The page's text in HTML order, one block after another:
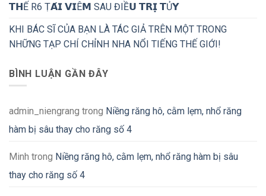
𝗧𝗛Ế R6 Ṭ𝗔́𝗜 𝗩𝗜Ê𝗠 SAU ĐIỀ𝗨 𝗧𝗥𝗜̣ 𝗧Ủ𝗬
KHI BÁC SĨ CỦA BẠN LÀ TÁC GIẢ TRÊN MỘT TRONG
NHỮNG TẠP CHÍ CHỈNH NHA NỔI TIẾNG THẾ GIỚI!
BÌNH LUẬN GẦN ĐÂY
admin_niengrang trong Niềng răng hô, cằm lẹm, nhổ răng
hàm bị sâu thay cho răng số 4
Minh trong Niềng răng hô, cằm lẹm, nhổ răng hàm bị sâu
thay cho răng số 4